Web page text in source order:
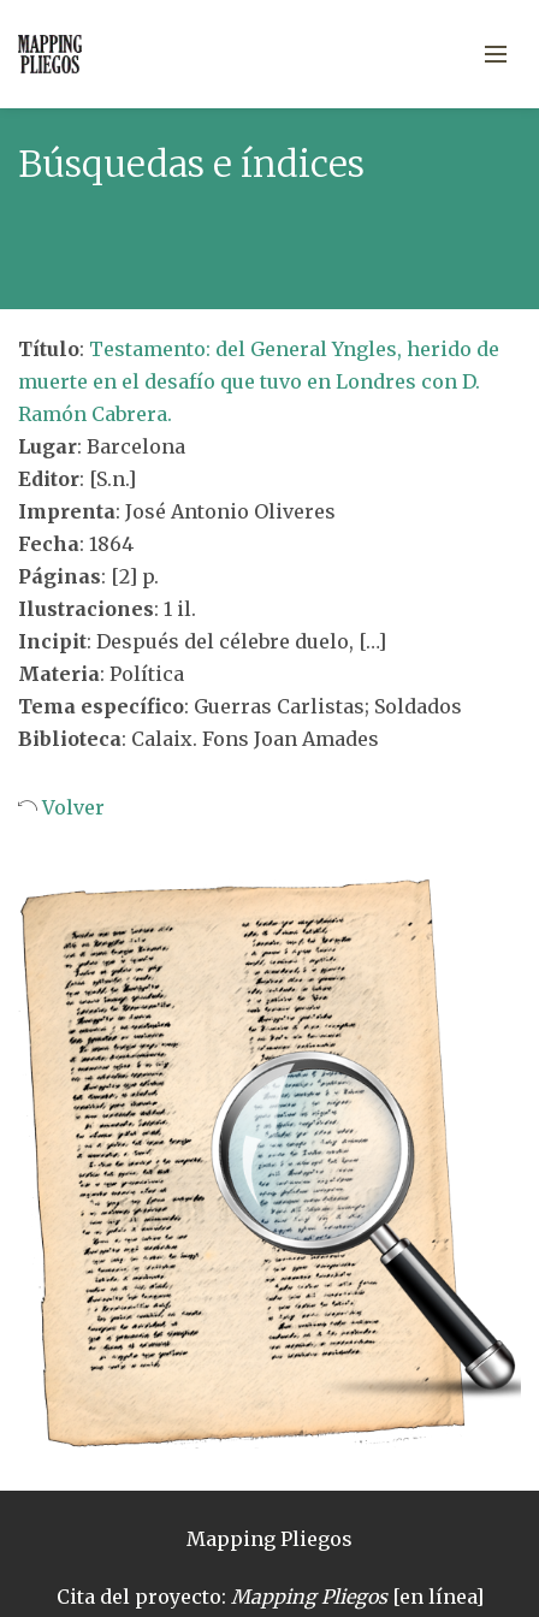
Búsquedas e índices
Título: Testamento: del General Yngles, herido de
muerte en el desafío que tuvo en Londres con D.
Ramón Cabrera.
Lugar: Barcelona
Editor: [S.n.]
Imprenta: José Antonio Oliveres
Fecha: 1864
Páginas: [2] p.
Ilustraciones: 1 il.
Incipit: Después del célebre duelo, […]
Materia: Política
Tema específico: Guerras Carlistas; Soldados
Biblioteca: Calaix. Fons Joan Amades
Volver
Mapping Pliegos
Cita del proyecto: Mapping Pliegos[en línea]